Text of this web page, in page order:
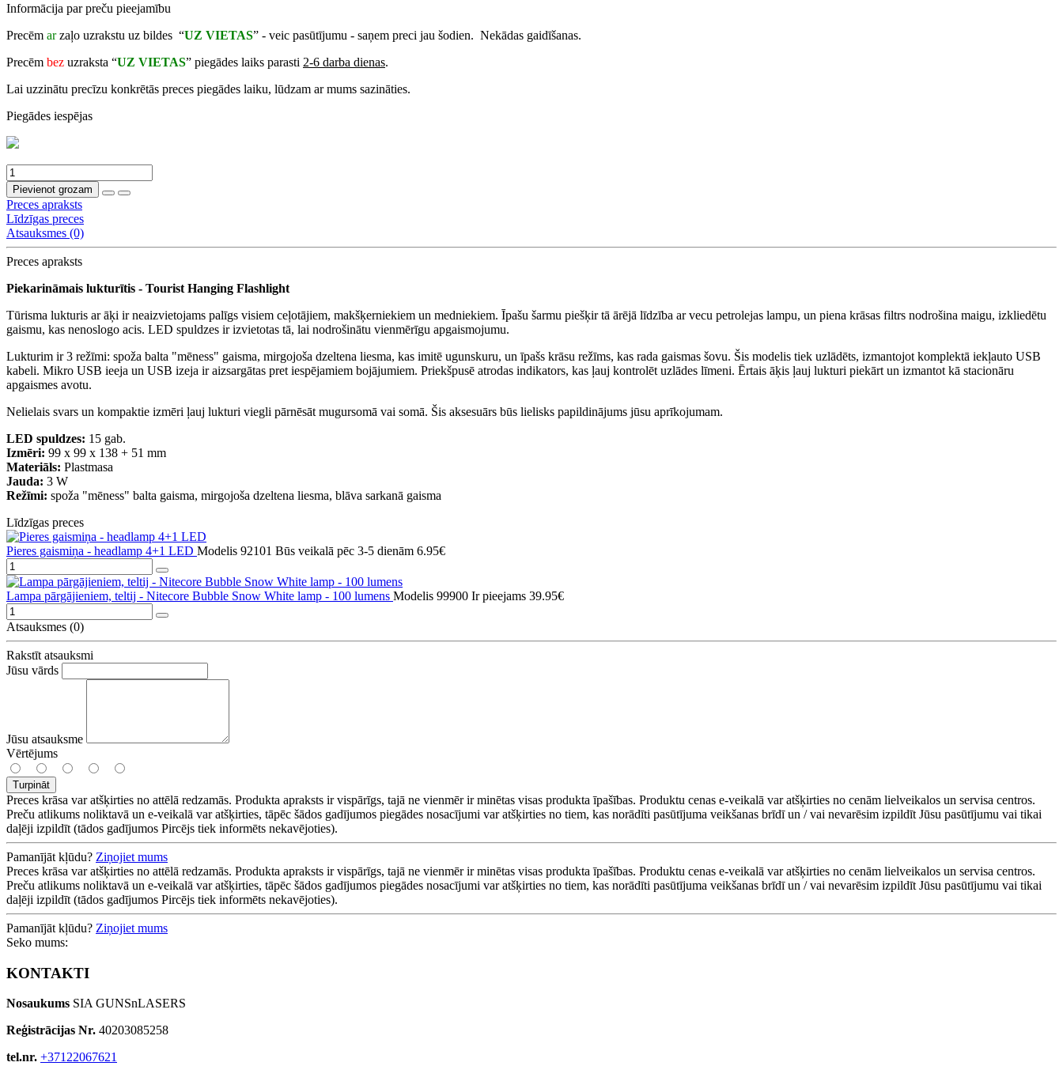
Informācija par preču pieejamību
Precēm arzaļo uzrakstu uz bildes “UZ VIETAS” - veic pasūtījumu - saņem preci jau šodien. Nekādas gaidīšanas.
Precēm bez uzraksta “UZ VIETAS” piegādes laiks parasti 2-6 darba dienas.
Lai uzzinātu precīzu konkrētās preces piegādes laiku, lūdzam ar mums sazināties.
Piegādes iespējas
Pievienot grozam
Preces apraksts
Līdzīgas preces
Atsauksmes (0)
Preces apraksts
Piekarināmais lukturītis - Tourist Hanging Flashlight
Tūrisma lukturis ar āķi ir neaizvietojams palīgs visiem ceļotājiem, makšķerniekiem un medniekiem. Īpašu šarmu piešķir tā ārējā līdzība ar vecu petrolejas lampu, un piena krāsas filtrs nodrošina maigu, izkliedētu
gaismu, kas nenoslogo acis. LED spuldzes ir izvietotas tā, lai nodrošinātu vienmērīgu apgaismojumu.
Lukturim ir 3 režīmi: spoža balta "mēness" gaisma, mirgojoša dzeltena liesma, kas imitē ugunskuru, un īpašs krāsu režīms, kas rada gaismas šovu. Šis modelis tiek uzlādēts, izmantojot komplektā iekļauto USB
kabeli. Mikro USB ieeja un USB izeja ir aizsargātas pret iespējamiem bojājumiem. Priekšpusē atrodas indikators, kas ļauj kontrolēt uzlādes līmeni. Ērtais āķis ļauj lukturi piekārt un izmantot kā stacionāru
apgaismes avotu.
Nelielais svars un kompaktie izmēri ļauj lukturi viegli pārnēsāt mugursomā vai somā. Šis aksesuārs būs lielisks papildinājums jūsu aprīkojumam.
LED spuldzes: 15 gab.
Izmēri: 99 x 99 x 138 + 51 mm
Materiāls: Plastmasa
Jauda: 3 W
Režīmi: spoža "mēness" balta gaisma, mirgojoša dzeltena liesma, blāva sarkanā gaisma
Līdzīgas preces
Pieres gaismiņa - headlamp 4+1 LED Modelis 92101 Būs veikalā pēc 3-5 dienām 6.95€
Lampa pārgājieniem, teltij - Nitecore Bubble Snow White lamp - 100 lumens Modelis 99900 Ir pieejams 39.95€
Atsauksmes (0)
Rakstīt atsauksmi
Jūsu vārds
Jūsu atsauksme
Vērtējums
Turpināt
Preces krāsa var atšķirties no attēlā redzamās. Produkta apraksts ir vispārīgs, tajā ne vienmēr ir minētas visas produkta īpašības. Produktu cenas e-veikalā var atšķirties no cenām lielveikalos un servisa centros.
Preču atlikums noliktavā un e-veikalā var atšķirties, tāpēc šādos gadījumos piegādes nosacījumi var atšķirties no tiem, kas norādīti pasūtījuma veikšanas brīdī un / vai nevarēsim izpildīt Jūsu pasūtījumu vai tikai
daļēji izpildīt (tādos gadījumos Pircējs tiek informēts nekavējoties).
Pamanījāt kļūdu? Ziņojiet mums
Preces krāsa var atšķirties no attēlā redzamās. Produkta apraksts ir vispārīgs, tajā ne vienmēr ir minētas visas produkta īpašības. Produktu cenas e-veikalā var atšķirties no cenām lielveikalos un servisa centros.
Preču atlikums noliktavā un e-veikalā var atšķirties, tāpēc šādos gadījumos piegādes nosacījumi var atšķirties no tiem, kas norādīti pasūtījuma veikšanas brīdī un / vai nevarēsim izpildīt Jūsu pasūtījumu vai tikai
daļēji izpildīt (tādos gadījumos Pircējs tiek informēts nekavējoties).
Pamanījāt kļūdu? Ziņojiet mums
Seko mums:
KONTAKTI
Nosaukums SIA GUNSnLASERS
Reģistrācijas Nr. 40203085258
tel.nr. +37122067621